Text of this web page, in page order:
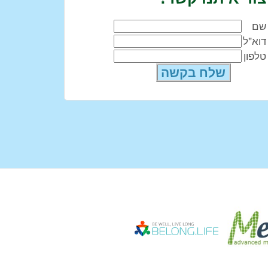
שם
דוא"ל
טלפון